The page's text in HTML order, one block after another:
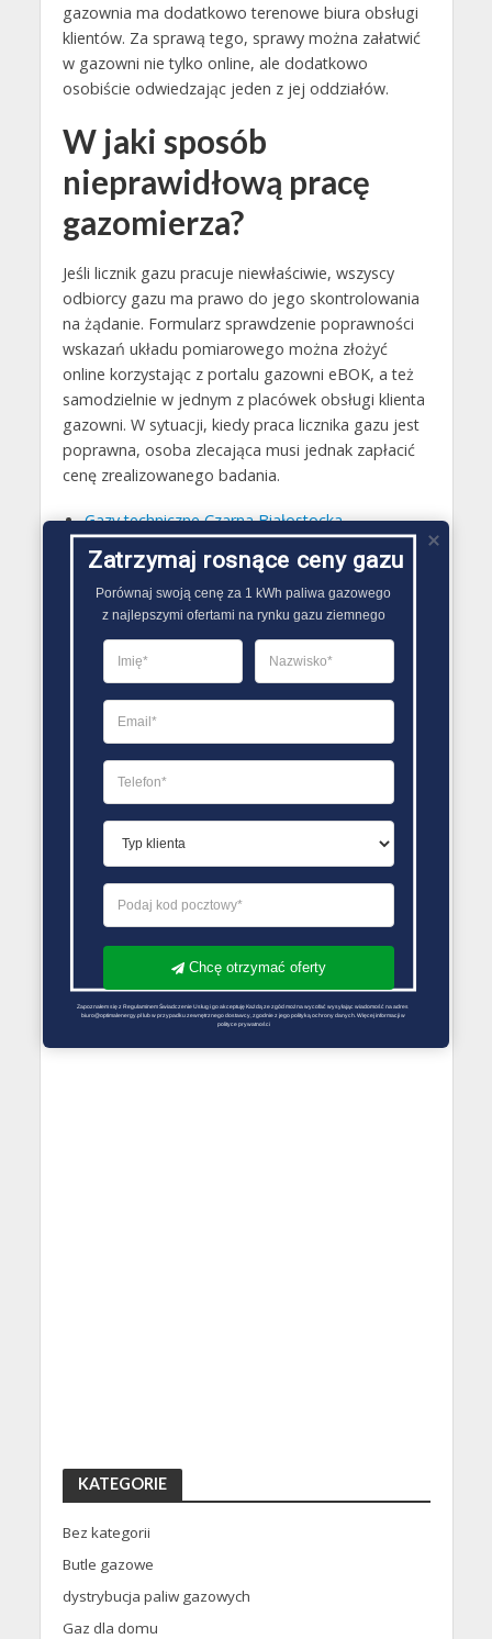
gazownia ma dodatkowo terenowe biura obsługi
klientów. Za sprawą tego, sprawy można załatwić
w gazowni nie tylko online, ale dodatkowo
osobiście odwiedzając jeden z jej oddziałów.
W jaki sposób
nieprawidłową pracę
gazomierza?
Jeśli licznik gazu pracuje niewłaściwie, wszyscy
odbiorcy gazu ma prawo do jego skontrolowania
na żądanie. Formularz sprawdzenie poprawności
wskazań układu pomiarowego można złożyć
online korzystając z portalu gazowni eBOK, a też
samodzielnie w jednym z placówek obsługi klienta
gazowni. W sytuacji, kiedy praca licznika gazu jest
poprawna, osoba zlecająca musi jednak zapłacić
cenę zrealizowanego badania.
Gazy techniczne Czarna Białostocka
Butle gazowe Czarna Białostocka
Gaz płynny Czarna Białostocka
LPG Czarna Białostocka
Dostawcy gazu Czarna Białostocka
PORÓWNYWARKA OFERT GAZU
KATEGORIE
Bez kategorii
Butle gazowe
dystrybucja paliw gazowych
Gaz dla domu
Zatrzymaj rosnące ceny gazu
Porównaj swoją cenę za 1 kWh paliwa gazowego
z najlepszymi ofertami na rynku gazu ziemnego
Chcę otrzymać oferty
Zapoznałem się z Regulaminem Świadczenie Usług i go akceptuję Każdą ze zgód można wycofać wysyłając wiadomość na adres
biuro@optimalenergy.pl lub w przypadku zewnętrznego dostawcy, zgodnie z jego polityką ochrony danych. Więcej informacji w
polityce prywatności